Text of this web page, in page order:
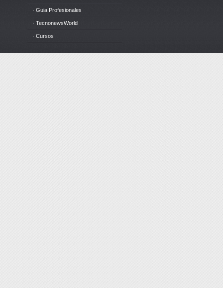
· Guia Profesionales
· TecnonewsWorld
· Cursos